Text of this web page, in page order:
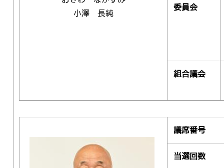
小澤 長純
委員会
組合議会
議席番号
当選回数